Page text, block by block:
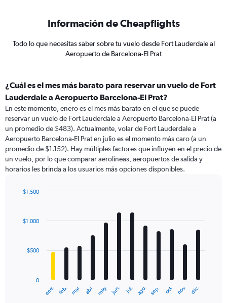
Información de Cheapflights
Todo lo que necesitas saber sobre tu vuelo desde Fort Lauderdale al
Aeropuerto de Barcelona-El Prat
¿Cuál es el mes más barato para reservar un vuelo de Fort
Lauderdale a Aeropuerto Barcelona-El Prat?
En este momento, enero es el mes más barato en el que se puede
reservar un vuelo de Fort Lauderdale a Aeropuerto Barcelona-El Prat (a
un promedio de $483). Actualmente, volar de Fort Lauderdale a
Aeropuerto Barcelona-El Prat en julio es el momento más caro (a un
promedio de $1.152). Hay múltiples factores que influyen en el precio de
un vuelo, por lo que comparar aerolíneas, aeropuertos de salida y
horarios les brinda a los usuarios más opciones disponibles.
with
12
The
ene. feb. mar. abr. may. jun. jul. ago. sep. oct. nov. dic.
0
$500
$1.000
$1.500